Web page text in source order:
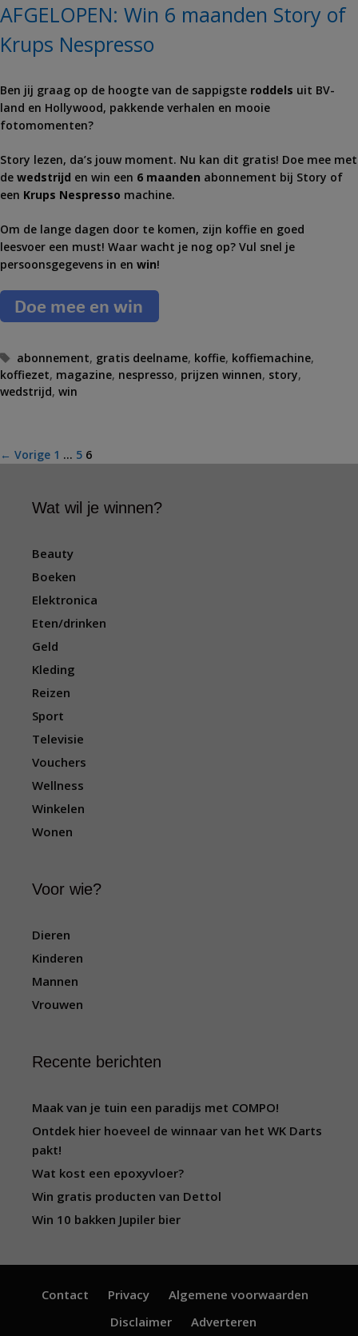
AFGELOPEN: Win 6 maanden Story of
Krups Nespresso
Ben jij graag op de hoogte van de sappigste roddels uit BV-
land en Hollywood, pakkende verhalen en mooie
fotomomenten?
Story lezen, da’s jouw moment. Nu kan dit gratis! Doe mee met
de wedstrijd en win een 6 maanden abonnement bij Story of
een Krups Nespresso machine.
Om de lange dagen door te komen, zijn koffie en goed
leesvoer een must! Waar wacht je nog op? Vul snel je
persoonsgegevens in en win!
T
a
g
abonnement, gratis deelname, koffie, koffiemachine,
koffiezet, magazine, nespresso, prijzen winnen, story,
wedstrijd, win
B
← Vorige 1 … 5 6
Wat wil je winnen?
Beauty
Boeken
Elektronica
Eten/drinken
Geld
Kleding
Reizen
Sport
Televisie
Vouchers
Wellness
Winkelen
Wonen
Voor wie?
Dieren
Kinderen
Mannen
Vrouwen
Recente berichten
Maak van je tuin een paradijs met COMPO!
Ontdek hier hoeveel de winnaar van het WK Darts
pakt!
Wat kost een epoxyvloer?
Win gratis producten van Dettol
Win 10 bakken Jupiler bier
Contact Privacy
Algemene voorwaarden
Disclaimer
Adverteren